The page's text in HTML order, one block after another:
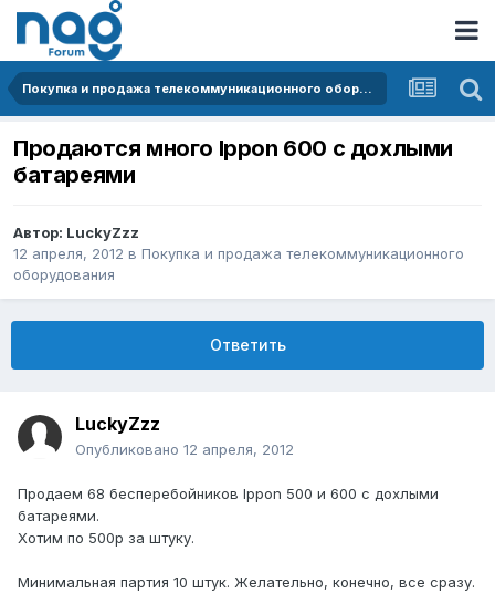
Покупка и продажа телекоммуникационного оборудования
Продаются много Ippon 600 с дохлыми
батареями
Автор: LuckyZzz
12 апреля, 2012 в Покупка и продажа телекоммуникационного
оборудования
Ответить
LuckyZzz
Опубликовано 12 апреля, 2012
Продаем 68 бесперебойников Ippon 500 и 600 c дохлыми
батареями.
Хотим по 500р за штуку.
Минимальная партия 10 штук. Желательно, конечно, все сразу.